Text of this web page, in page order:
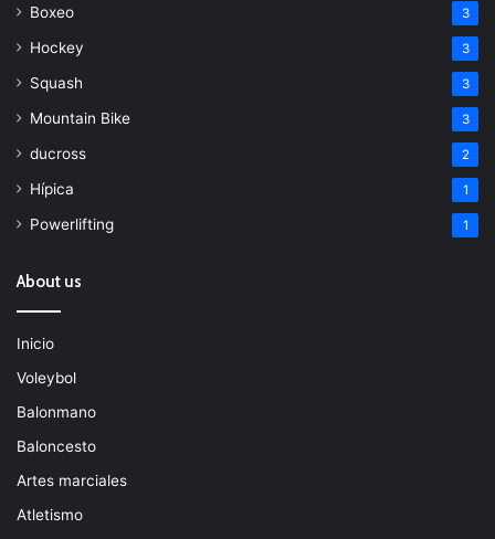
Boxeo 3
Hockey 3
Squash 3
Mountain Bike 3
ducross 2
Hípica 1
Powerlifting 1
About us
Inicio
Voleybol
Balonmano
Baloncesto
Artes marciales
Atletismo